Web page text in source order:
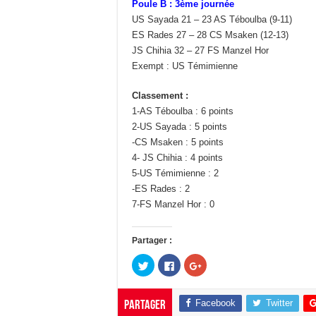
Poule B : 3ème journée
US Sayada 21 – 23 AS Téboulba (9-11)
ES Rades 27 – 28 CS Msaken (12-13)
JS Chihia 32 – 27 FS Manzel Hor
Exempt : US Témimienne
Classement :
1-AS Téboulba : 6 points
2-US Sayada : 5 points
-CS Msaken : 5 points
4- JS Chihia : 4 points
5-US Témimienne : 2
-ES Rades : 2
7-FS Manzel Hor : 0
Partager :
C
l
q
e
C
l
u
z
C
l
u
e
z
Partager Facebook Twitter